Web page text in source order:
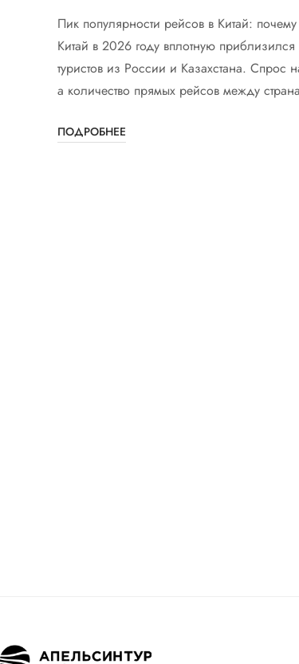
Пик популярности рейсов в Китай:
Китай в 2026 году вплотную
туристов из России и Казахстана.
а количество прямых рейсов между
ПОДРОБНЕЕ